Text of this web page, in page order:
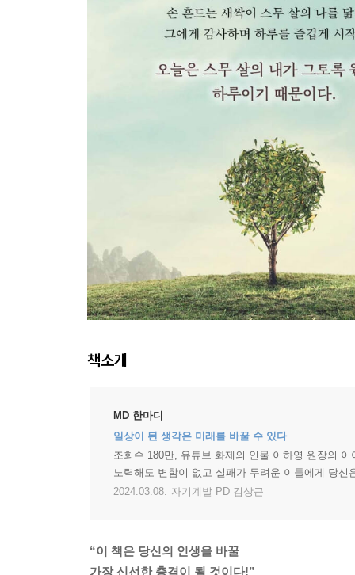
책소개
MD 한마디
일상이 된 생각은 미래를 바꿀 수 있다
조회수 180만, 유튜브 화제의 인물 이하영 원장의
노력해도 변함이 없고 실패가 두려운 이들에게 당
2024.03.08. 자기계발 PD 김상근
“이 책은 당신의 인생을 바꿀
가장 신선한 충격이 될 것이다!”